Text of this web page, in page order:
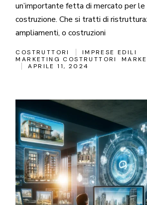
un’importante fetta di mercato per le
costruzione. Che si tratti di
ampliamenti, o costruzioni
COSTRUTTORI
IMPRESE EDILI
MARKETING COSTRUTTORI
APRILE 11, 2024